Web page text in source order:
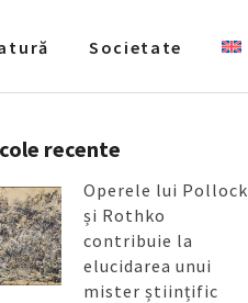
Societate
recente
Operele lui Pollock
și Rothko
contribuie la
elucidarea unui
mister științific